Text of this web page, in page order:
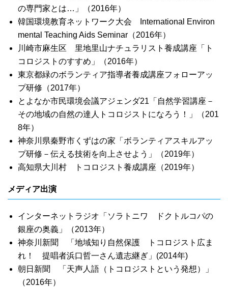
の専門家とは…」（2016年）
韓国環境教育ネットワーク大会 International Environ
mental Teaching Aids Seminar（2016年）
川崎市麻生区 里地里山ナチュラリスト養成講座「ト
コロジストのすすめ」（2016年）
東京都緑のボランティア指導者養成講座フォローアッ
プ研修（2017年）
とよなか市民環境会議アジェンダ21「自然学習講座－
その地域の自然の達人トコロジストになろう！」（201
8年）
神奈川県秦野市くずはの家「ボランティアスキルアッ
プ研修－伝える技術を向上させよう」（2019年）
高知県大川村 トコロジスト養成講座（2019年）
メディア出演
インターネットラジオ「ソラトニワ ドクトルコパの
銀座の奥義」（2013年）
神奈川新聞 「地域知り自然保護 トコロジスト広ま
れ！ 提唱者浜口哲一さん遺志継ぎ」(2014年)
朝日新聞 「天声人語（トコロジストという発想）」
（2016年）